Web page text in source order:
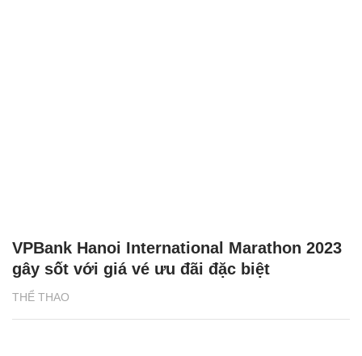
THỂ THAO
VPBank Hanoi International Marathon 2023
gây sốt với giá vé ưu đãi đặc biệt